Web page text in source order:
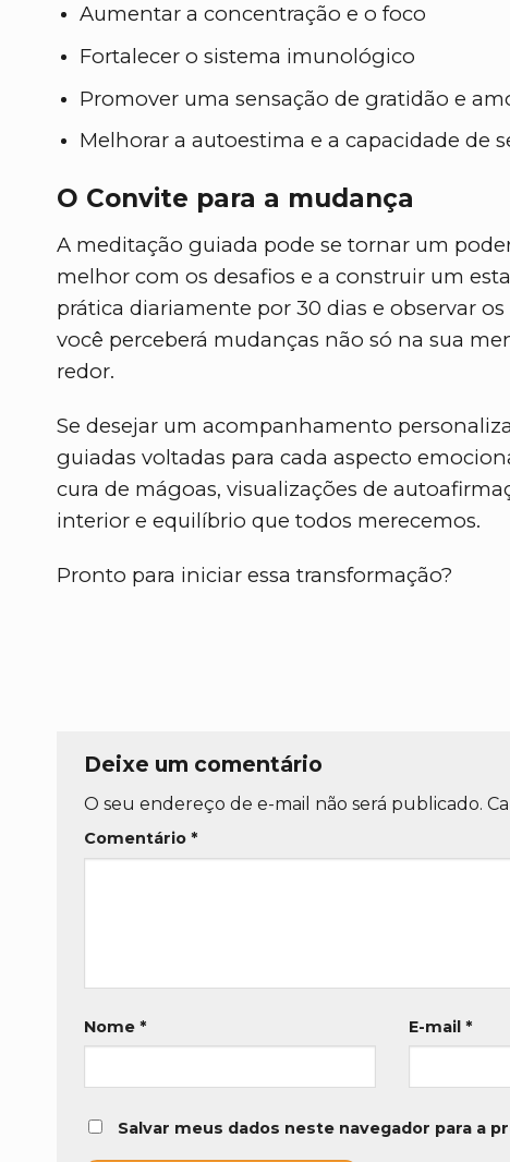
Aumentar a concentração e o foco
Fortalecer o sistema imunológico
Promover uma sensação de gratidão e
Melhorar a autoestima e a capacidade de
O Convite para a mudança
A meditação guiada pode se tornar um
melhor com os desafios e a construir um
prática diariamente por 30 dias e observar
você perceberá mudanças não só na sua
redor.
Se desejar um acompanhamento
guiadas voltadas para cada aspecto
cura de mágoas, visualizações de
interior e equilíbrio que todos merecemos.
Pronto para iniciar essa transformação?
Deixe um comentário
O seu endereço de e-mail não será publicado.
Comentário *
Nome * E-mail*
Salvar meus dados neste navegador para a